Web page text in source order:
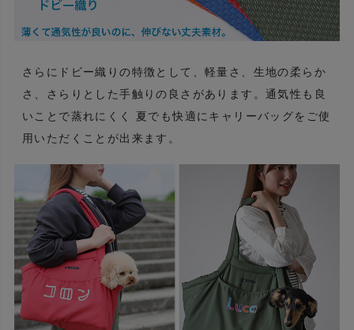
さらにドビー織りの特徴として、軽量さ、生地の柔らか
さ、さらりとした手触りの良さがあります。通気性も良
いことで蒸れにくく 夏でも快適にキャリーバッグをご使
用いただくことが出来ます。